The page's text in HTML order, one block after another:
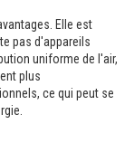
Elle est
pas d'appareils
uniforme de l'air,
plus
ce qui peut se